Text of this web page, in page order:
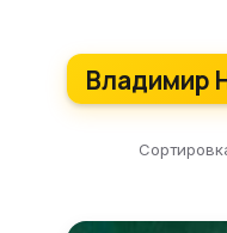
Владимир